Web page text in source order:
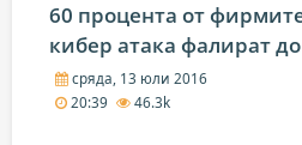
60 процента от
кибер атака фалират
сряда, 13 юли 2016
20:39
46.3k